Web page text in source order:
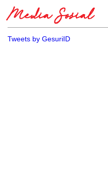
Media Sosial
Tweets by GesuriID